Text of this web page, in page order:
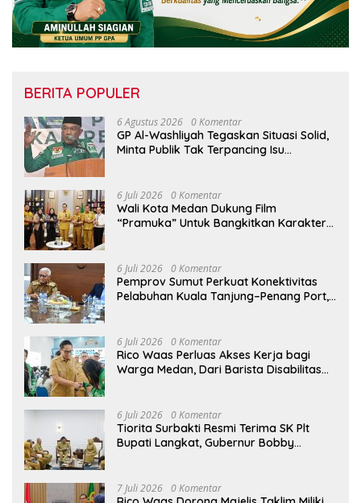
BERITA POPULER
6 Agustus 2026 0 Komentar
GP Al-Washliyah Tegaskan Situasi Solid,
Minta Publik Tak Terpancing Isu
6 Juli 2026 0 Komentar
Wali Kota Medan Dukung Film
“Pramuka” Untuk Bangkitkan Karakter
6 Juli 2026 0 Komentar
Pemprov Sumut Perkuat Konektivitas
Pelabuhan Kuala Tanjung–Penang Port,
6 Juli 2026 0 Komentar
Rico Waas Perluas Akses Kerja bagi
Warga Medan, Dari Barista Disabilitas
6 Juli 2026 0 Komentar
Tiorita Surbakti Resmi Terima SK Plt
Bupati Langkat, Gubernur Bobby
7 Juli 2026 0 Komentar